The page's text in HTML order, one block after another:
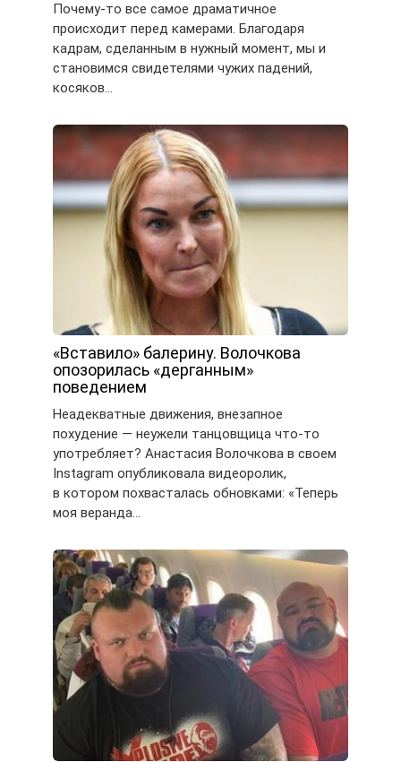
Почему-то все самое драматичное
происходит перед камерами. Благодаря
кадрам, сделанным в нужный момент, мы и
становимся свидетелями чужих падений,
косяков…
«Вставило» балерину. Волочкова
опозорилась «дерганным»
поведением
Неадекватные движения, внезапное
похудение — неужели танцовщица что-то
употребляет? Анастасия Волочкова в своем
Instagram опубликовала видеоролик,
в котором похвасталась обновками: «Теперь
моя веранда…